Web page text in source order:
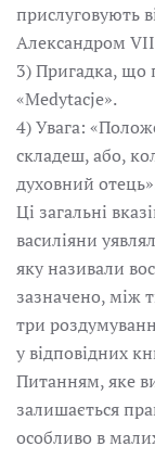
прислуговують
Александром
3) Пригадка, що
«Medytacje».
4) Увага:
складеш, або,
духовний
Ці загальні
василіяни
яку називали
зазначено, між
три
у відповідних
Питанням, яке
залишається
особливо в